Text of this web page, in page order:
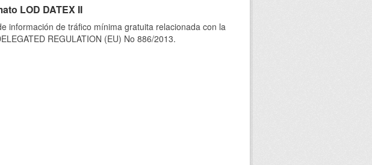
LOD DATEX II
información de tráfico mínima gratuita relacionada con la
REGULATION (EU) No 886/2013.